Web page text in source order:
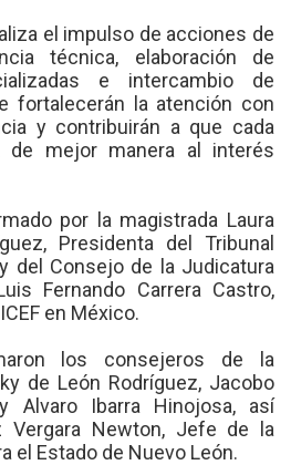
el impulso de acciones de
técnica, elaboración de
e intercambio de
fortalecerán la atención con
y contribuirán a que cada
de mejor manera al interés
por la magistrada Laura
Presidenta del Tribunal
del Consejo de la Judicatura
Fernando Carrera Castro,
en México.
los consejeros de la
de León Rodríguez, Jacobo
Alvaro Ibarra Hinojosa, así
Vergara Newton, Jefe de la
el Estado de Nuevo León.